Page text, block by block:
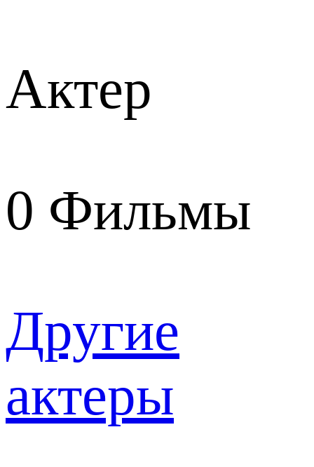
Актер
0 Фильмы
Другие
актеры